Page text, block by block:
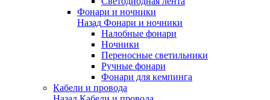
Фонари и ночники
Назад Фонари и ночники
Налобные фонари
Ночники
Переносные светильники
Ручные фонари
Фонари для кемпинга
Кабели и провода